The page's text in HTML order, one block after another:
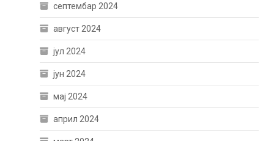
септембар 2024
август 2024
јул 2024
јун 2024
мај 2024
април 2024